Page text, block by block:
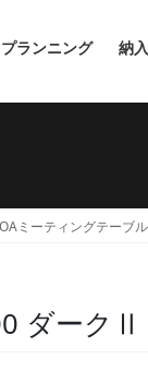
ランニング 納
ミーティングテーブル
ダークⅡ